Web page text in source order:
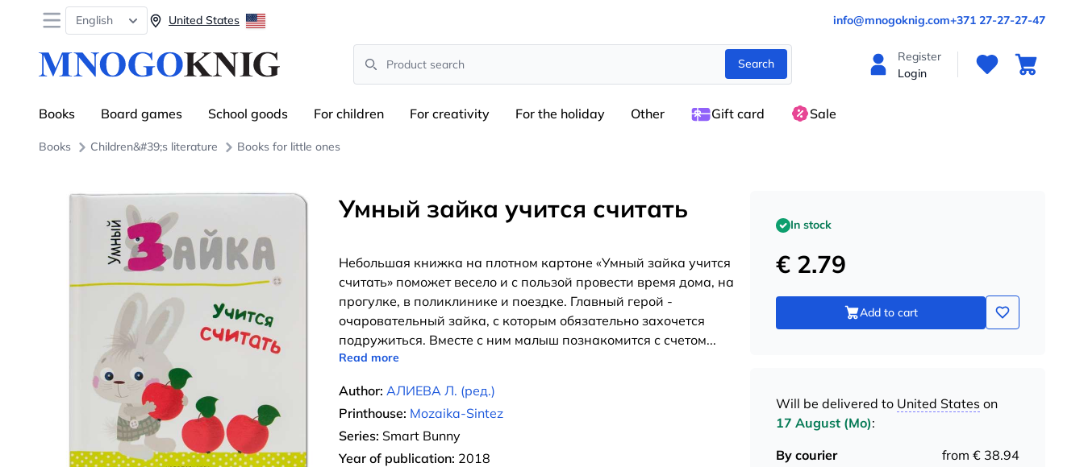
Open menu
English United States info@mnogoknig.com+371 27-27-27-47
Search
Search
Register
Login
Books Board games School goods For children For creativity For the holiday Other Gift card Sale
Books Children&#39;s literature Books for little ones
Умный зайка учится считать
Небольшая книжка на плотном картоне «Умный зайка учится
считать» поможет весело и с пользой провести время дома, на
прогулке, в поликлинике и поездке. Главный герой -
очаровательный зайка, с которым обязательно захочется
подружиться. Вместе с ним малыш познакомится с счетом...
Read more
Author: АЛИЕВА Л. (ред.)
Printhouse: Mozaika-Sintez
Series: Smart Bunny
Year of publication: 2018
In stock
€ 2.79
Add to cart
Will be delivered to United States on
17 August (Mo):
By courier
from € 38.94